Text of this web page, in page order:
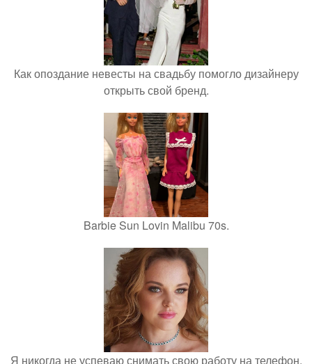
Как опоздание невесты на свадьбу помогло дизайнеру
открыть свой бренд.
Barbie Sun Lovin Malibu 70s.
Я никогда не успеваю снимать свою работу на телефон,